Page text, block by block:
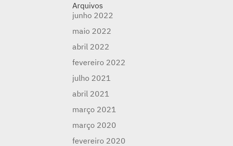
Arquivos
junho 2022
maio 2022
abril 2022
fevereiro 2022
julho 2021
abril 2021
março 2021
março 2020
fevereiro 2020